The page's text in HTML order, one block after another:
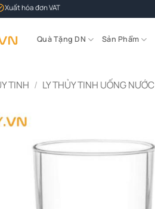
Xuất hóa đơn VAT
Quà Tặng DN Sản Phẩm
TINH / LY THỦY TINH UỐNG NƯỚC